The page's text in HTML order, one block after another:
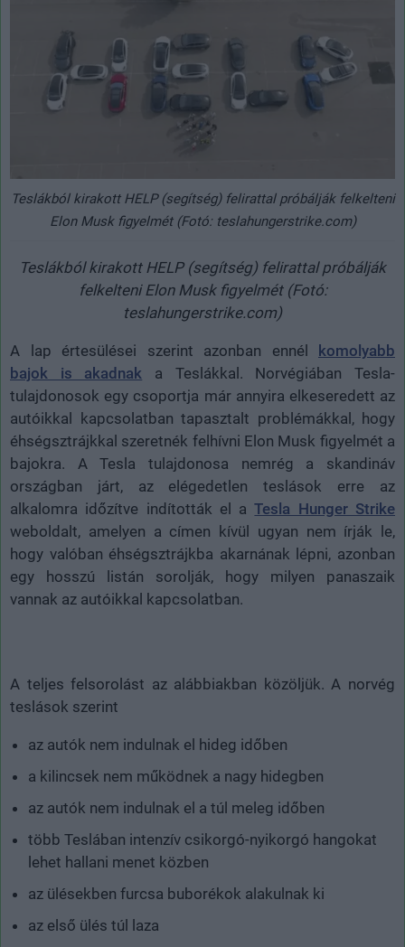
Teslákból kirakott HELP (segítség) felirattal próbálják felkelteni
Elon Musk figyelmét (Fotó: teslahungerstrike.com)
Teslákból kirakott HELP (segítség) felirattal próbálják
felkelteni Elon Musk figyelmét (Fotó:
teslahungerstrike.com)
A lap értesülései szerint azonban ennél
komolyabb
bajok is akadnak a Teslákkal. Norvégiában Tesla-
tulajdonosok egy csoportja már annyira elkeseredett az
autóikkal kapcsolatban tapasztalt problémákkal, hogy
éhségsztrájkkal szeretnék felhívni Elon Musk figyelmét a
bajokra. A Tesla tulajdonosa nemrég a skandináv
országban járt, az elégedetlen teslások erre az
alkalomra időzítve indították el aTesla Hunger Strike
weboldalt, amelyen a címen kívül ugyan nem írják le,
hogy valóban éhségsztrájkba akarnának lépni, azonban
egy hosszú listán sorolják, hogy milyen panaszaik
vannak az autóikkal kapcsolatban.
A teljes felsorolást az alábbiakban közöljük. A norvég
teslások szerint
az autók nem indulnak el hideg időben
a kilincsek nem működnek a nagy hidegben
az autók nem indulnak el a túl meleg időben
több Teslában intenzív csikorgó-nyikorgó hangokat
lehet hallani menet közben
az ülésekben furcsa buborékok alakulnak ki
az első ülés túl laza